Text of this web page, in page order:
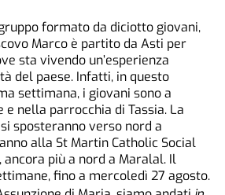
formato da diciotto giovani,
Marco è partito da Asti per
sta vivendo un’esperienza
del paese. Infatti, in questo
settimana, i giovani sono a
nella parrocchia di Tassia. La
sposteranno verso nord a
alla St Martin Catholic Social
più a nord a Maralal. Il
fino a mercoledì 27 agosto.